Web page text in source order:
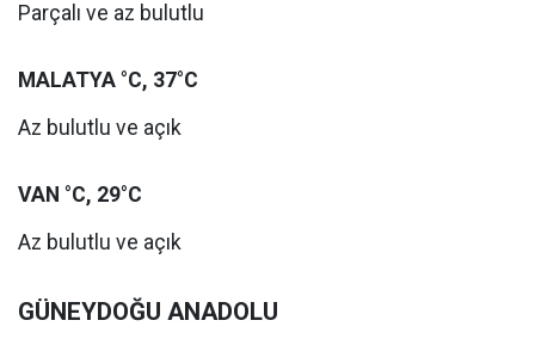
Parçalı ve az bulutlu
MALATYA °C, 37°C
Az bulutlu ve açık
VAN °C, 29°C
Az bulutlu ve açık
GÜNEYDOĞU ANADOLU